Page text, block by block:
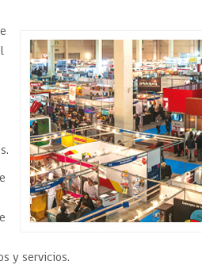
para obtener el
Sello Empresa Mujer
y servicios.